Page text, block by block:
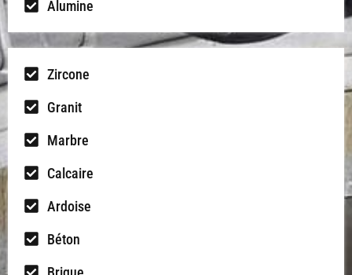
Alumine
Zircone
Granit
Marbre
Calcaire
Ardoise
Béton